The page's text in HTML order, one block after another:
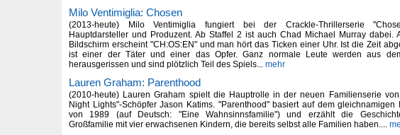
Milo Ventimiglia: Chosen
(2013-heute) Milo Ventimiglia fungiert bei der Crackle-Thrillerserie
Hauptdarsteller und Produzent. Ab Staffel 2 ist auch Chad Michael Murray dabei.
Bildschirm erscheint "CH:OS:EN" und man hört das Ticken einer Uhr. Ist die Zeit
ist einer der Täter und einer das Opfer. Ganz normale Leute werden aus
herausgerissen und sind plötzlich Teil des Spiels... mehr
Lauren Graham: Parenthood
(2010-heute) Lauren Graham spielt die Hauptrolle in der neuen Familienserie
Night Lights"-Schöpfer Jason Katims. "Parenthood" basiert auf dem gleichnamigen
von 1989 (auf Deutsch: "Eine Wahnsinnsfamilie") und erzählt die
Großfamilie mit vier erwachsenen Kindern, die bereits selbst alle Familien haben....